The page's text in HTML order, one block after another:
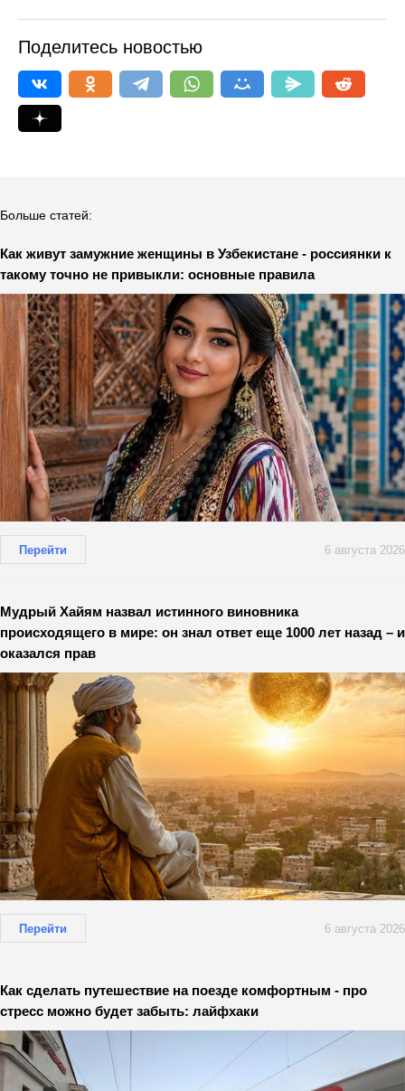
Поделитесь новостью
Больше статей:
Как живут замужние женщины в Узбекистане - россиянки к
такому точно не привыкли: основные правила
Перейти 6 августа 2026
Мудрый Хайям назвал истинного виновника
происходящего в мире: он знал ответ еще 1000 лет назад – и
оказался прав
Перейти 6 августа 2026
Как сделать путешествие на поезде комфортным - про
стресс можно будет забыть: лайфхаки